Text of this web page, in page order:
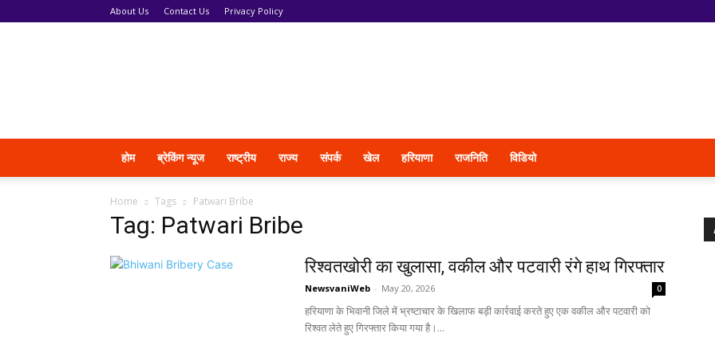
About Us Contact Us Privacy Policy
होम ब्रेकिंग न्यूज राष्ट्रीय राज्य संपर्क खेल हरियाणा राजनिति विडियो
Home Tags Patwari Bribe
Tag: Patwari Bribe
रिश्वतखोरी का खुलासा, वकील और पटवारी रंगे हाथ गिरफ्तार
NewsvaniWeb - May 20, 2026 0
हरियाणा के भिवानी जिले में भ्रष्टाचार के खिलाफ बड़ी कार्रवाई करते हुए एक वकील और पटवारी को
रिश्वत लेते हुए गिरफ्तार किया गया है।...